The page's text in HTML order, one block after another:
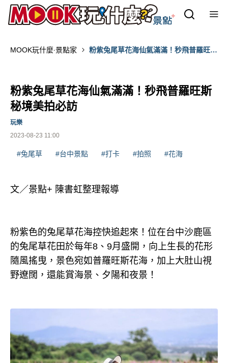
MOOK玩什麼‧景點家
粉紫兔尾草花海仙氣滿滿！秒飛普羅旺斯
粉紫兔尾草花海仙氣滿滿！秒飛普羅旺斯
秘境美拍必訪
2023-08-23 11:00
玩樂
#兔尾草 #台中景點 #打卡 #拍照 #花海
文／景點+ 陳書虹整理報導
粉紫色的兔尾草花海控快追起來！位在台中沙鹿區
的兔尾草花田於每年8、9月盛開，向上生長的花形
隨風搖曳，景色宛如普羅旺斯花海，加上大肚山視
野遼闊，還能賞海景、夕陽和夜景！